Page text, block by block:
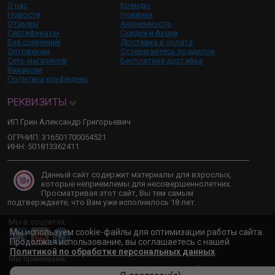
О нас
Новости
Отзывы
Сертификаты
Без сомнений!
Оптовикам
Сеть магазинов
Вакансии
Политика конфиденц.
Бренды
Новинки
Анонимность
Скидки и Акции
Доставка и оплата
Остерегайтесь подделок
Бесплатная доставка
РЕКВИЗИТЫ
ИП Грин Александр Григорьевич
ОГРНИП: 316501700054521
ИНН: 501813362411
Данный сайт содержит материалы для взрослых,
которые неприемлемы для несовершеннолетних.
Просматривая этот сайт, Вы тем самым
подтверждаете, что Вам уже исполнилось 18 лет.
Мы в соцсетях:
Мы принимаем:
Мы используем cookie-файлы для оптимизации работы сайта.
Продолжая использование, вы соглашаетесь с нашей
Политикой по обработке персональных данных